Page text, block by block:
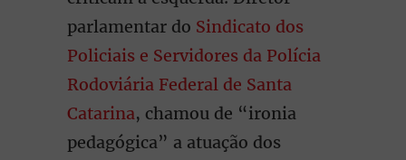
parlamentar do Sindicato dos
Policiais e Servidores da Polícia
Rodoviária Federal de Santa
Catarina, chamou de “ironia
pedagógica” a atuação dos